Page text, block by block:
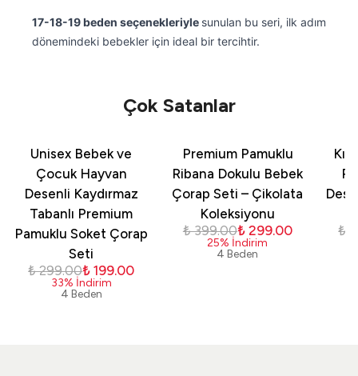
17-18-19 beden seçenekleriyle sunulan bu seri, ilk adım
dönemindeki bebekler için ideal bir tercihtir.
Çok Satanlar
Unisex Bebek ve
Çocuk Hayvan
Desenli Kaydırmaz
Tabanlı Premium
Pamuklu Soket Çorap
Seti
₺ 299.00₺ 199.00
33% İndirim
4 Beden
Premium Pamuklu
Ribana Dokulu Bebek
Çorap Seti – Çikolata
Koleksiyonu
₺ 399.00₺ 299.00
25% İndirim
4 Beden
₺